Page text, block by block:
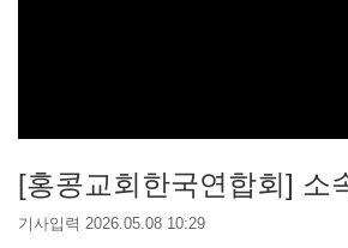
[홍콩교회한국연합회] 소
기사입력 2026.05.08 10:29